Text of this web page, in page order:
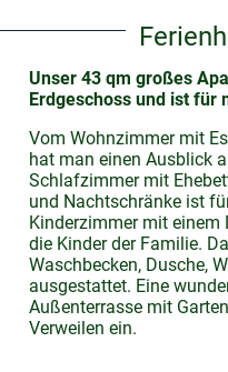
Unser 43 qm großes
Erdgeschoss und ist für
Vom Wohnzimmer mit
hat man einen Ausblick
Schlafzimmer mit
und Nachtschränke ist
Kinderzimmer mit
die Kinder der Familie.
Waschbecken, Dusche,
ausgestattet. Eine
Außenterrasse mit
Verweilen ein.